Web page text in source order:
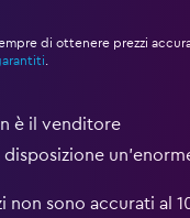
di ottenere prezzi
è il venditore
non sono accurati al